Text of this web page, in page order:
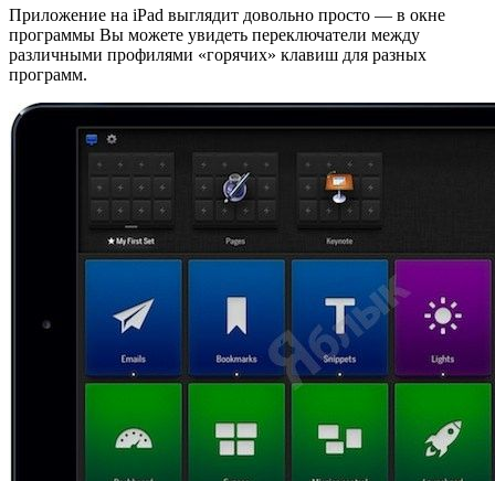
Приложение на iPad выглядит довольно просто — в окне
программы Вы можете увидеть переключатели между
различными профилями «горячих» клавиш для разных
программ.